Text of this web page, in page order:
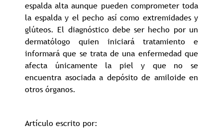
espalda alta aunque pueden comprometer toda
la espalda y el pecho así como extremidades y
glúteos. El diagnóstico debe ser hecho por un
dermatólogo quien iniciará tratamiento e
informará que se trata de una enfermedad que
afecta únicamente la piel y que no se
encuentra asociada a depósito de amiloide en
otros órganos.
Artículo escrito por: